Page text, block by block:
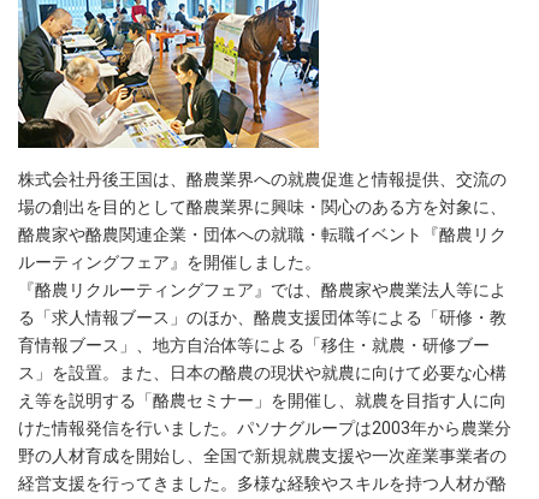
株式会社丹後王国は、酪農業界への就農促進と情報提供、交流の
場の創出を目的として酪農業界に興味・関心のある方を対象に、
酪農家や酪農関連企業・団体への就職・転職イベント『酪農リク
ルーティングフェア』を開催しました。
『酪農リクルーティングフェア』では、酪農家や農業法人等によ
る「求人情報ブース」のほか、酪農支援団体等による「研修・教
育情報ブース」、地方自治体等による「移住・就農・研修ブー
ス」を設置。また、日本の酪農の現状や就農に向けて必要な心構
え等を説明する「酪農セミナー」を開催し、就農を目指す人に向
けた情報発信を行いました。パソナグループは2003年から農業分
野の人材育成を開始し、全国で新規就農支援や一次産業事業者の
経営支援を行ってきました。多様な経験やスキルを持つ人材が酪